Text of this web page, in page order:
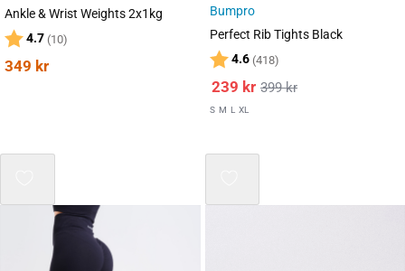
Ankle & Wrist Weights 2x1kg
Karakter:
4.7 (10)
349 kr
Bumpro
Perfect Rib Tights Black
Karakter:
4.6(418)
399kr
239 kr
S M L XL